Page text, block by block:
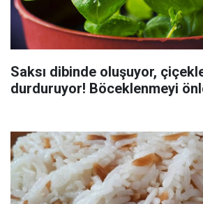
Saksı dibinde oluşuyor,
durduruyor! Böceklenmeyi